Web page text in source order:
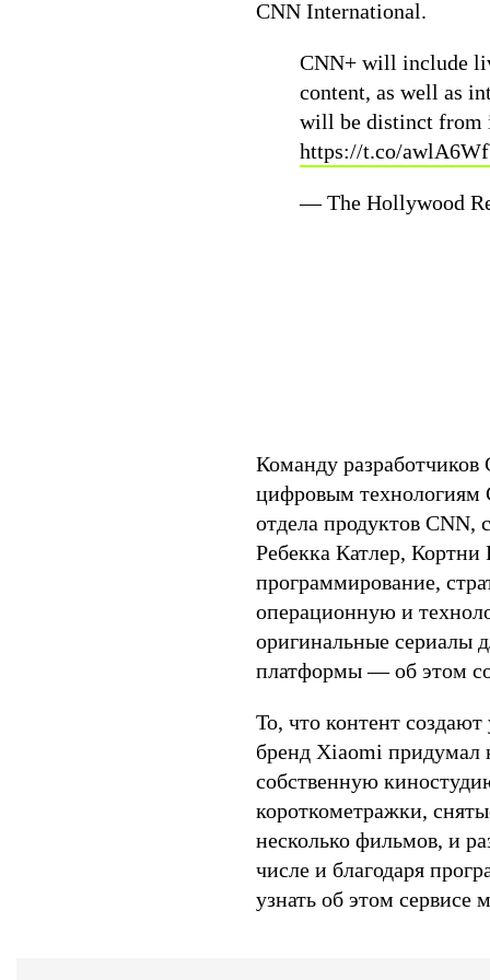
CNN International.
CNN+ will include
content, as well as
will be distinct from
https://t.co/
— The Hollywood
Команду
цифровым технологиям
отдела продуктов CNN,
Ребекка Катлер, Кортни
программирование,
операционную и
оригинальные сериалы
платформы — об этом
То, что контент
бренд Xiaomi придумал
собственную
короткометражки,
несколько фильмов, и
числе и благодаря
узнать об этом сервисе